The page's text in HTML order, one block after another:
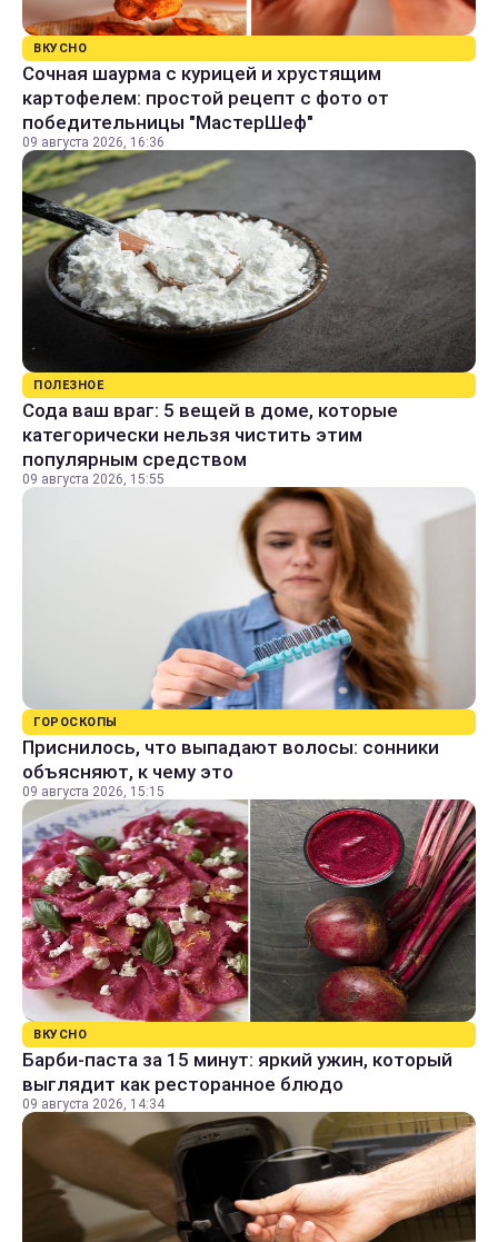
ВКУСНО
Сочная шаурма с курицей и хрустящим
картофелем: простой рецепт с фото от
победительницы "МастерШеф"
09 августа 2026, 16:36
ПОЛЕЗНОЕ
Сода ваш враг: 5 вещей в доме, которые
категорически нельзя чистить этим
популярным средством
09 августа 2026, 15:55
ГОРОСКОПЫ
Приснилось, что выпадают волосы: сонники
объясняют, к чему это
09 августа 2026, 15:15
ВКУСНО
Барби-паста за 15 минут: яркий ужин, который
выглядит как ресторанное блюдо
09 августа 2026, 14:34